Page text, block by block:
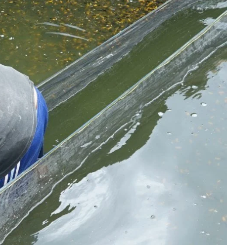
Koki
Guppy
Platy
Glofish
Danio
Manfish
Discuss
Palmas
Kura-kura
KATEGORI
Berita
Bisnis
Budidaya
Event
Informasi Lain
Pembenihan Ikan
Pembesaran Ikan